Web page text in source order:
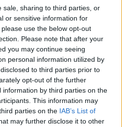
sale, sharing to third parties, or
or sensitive information for
use the below opt-out
Please note that after your
you may continue seeing
personal information utilized by
to third parties prior to
opt-out of the further
by third parties on the
This information may
parties on the IAB’s List of
may further disclose it to other